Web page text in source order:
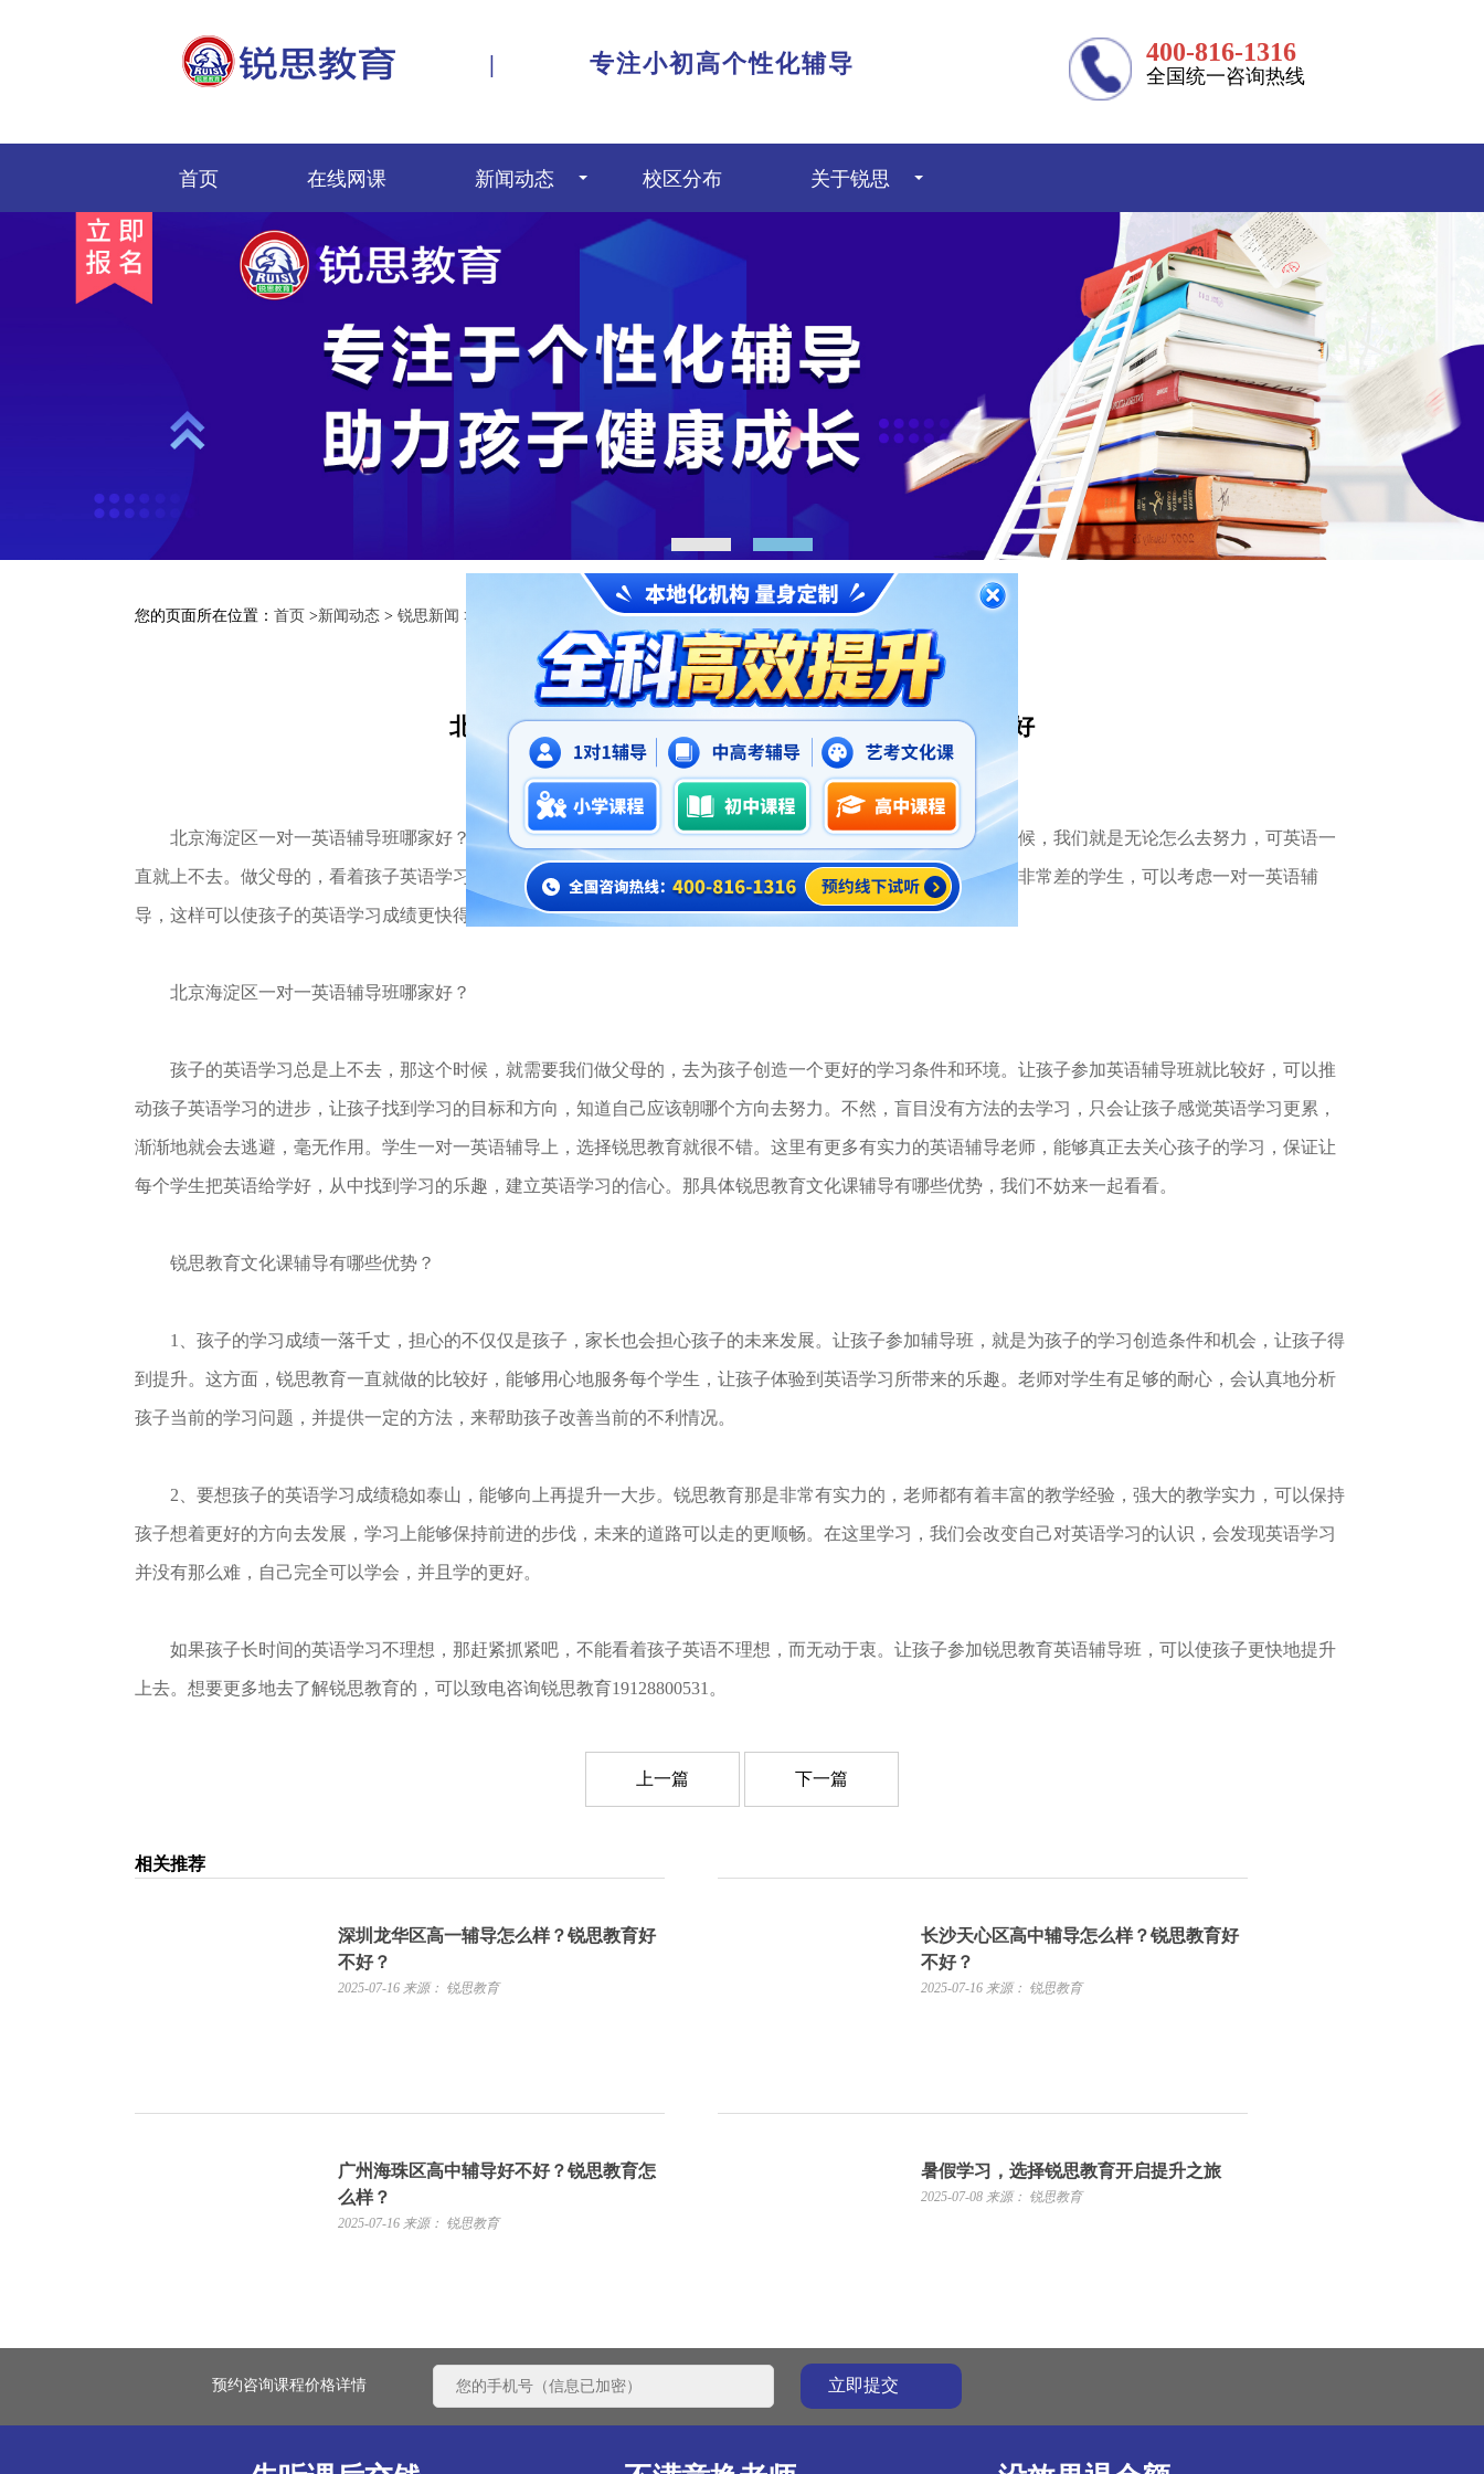
| 专注小初高个性化辅导 400-816-1316
全国统一咨询热线
首页 在线网课 新闻动态 校区分布 关于锐思
您的页面所在位置： 首页 >新闻动态 > 锐思新闻 > 正文
北京海淀区一对一英语辅导班哪家好,北京锐思教育好不好
2026-06-03
北京海淀区一对一英语辅导班哪家好？经常会有学生，会因为学习英语的事情，而陷入深深的苦恼之中。有时候，我们就是无论怎么去努力，可英语一
直就上不去。做父母的，看着孩子英语学习很差，也没有办法。这个时候，不妨给孩子报英语辅导班。特别是英语非常差的学生，可以考虑一对一英语辅
导，这样可以使孩子的英语学习成绩更快得到提升，那接下来我们就看看北京海淀区一对一英语辅导班哪家好？
北京海淀区一对一英语辅导班哪家好？
孩子的英语学习总是上不去，那这个时候，就需要我们做父母的，去为孩子创造一个更好的学习条件和环境。让孩子参加英语辅导班就比较好，可以推
动孩子英语学习的进步，让孩子找到学习的目标和方向，知道自己应该朝哪个方向去努力。不然，盲目没有方法的去学习，只会让孩子感觉英语学习更累，
渐渐地就会去逃避，毫无作用。学生一对一英语辅导上，选择锐思教育就很不错。这里有更多有实力的英语辅导老师，能够真正去关心孩子的学习，保证让
每个学生把英语给学好，从中找到学习的乐趣，建立英语学习的信心。那具体锐思教育文化课辅导有哪些优势，我们不妨来一起看看。
锐思教育文化课辅导有哪些优势？
1、孩子的学习成绩一落千丈，担心的不仅仅是孩子，家长也会担心孩子的未来发展。让孩子参加辅导班，就是为孩子的学习创造条件和机会，让孩子得
到提升。这方面，锐思教育一直就做的比较好，能够用心地服务每个学生，让孩子体验到英语学习所带来的乐趣。老师对学生有足够的耐心，会认真地分析
孩子当前的学习问题，并提供一定的方法，来帮助孩子改善当前的不利情况。
2、要想孩子的英语学习成绩稳如泰山，能够向上再提升一大步。锐思教育那是非常有实力的，老师都有着丰富的教学经验，强大的教学实力，可以保持
孩子想着更好的方向去发展，学习上能够保持前进的步伐，未来的道路可以走的更顺畅。在这里学习，我们会改变自己对英语学习的认识，会发现英语学习
并没有那么难，自己完全可以学会，并且学的更好。
如果孩子长时间的英语学习不理想，那赶紧抓紧吧，不能看着孩子英语不理想，而无动于衷。让孩子参加锐思教育英语辅导班，可以使孩子更快地提升
上去。想要更多地去了解锐思教育的，可以致电咨询锐思教育19128800531。
上一篇 下一篇
相关推荐
深圳龙华区高一辅导怎么样？锐思教育好
不好？
2025-07-16 来源： 锐思教育
长沙天心区高中辅导怎么样？锐思教育好
不好？
2025-07-16 来源： 锐思教育
广州海珠区高中辅导好不好？锐思教育怎
么样？
2025-07-16 来源： 锐思教育
暑假学习，选择锐思教育开启提升之旅
2025-07-08 来源： 锐思教育
预约咨询课程价格详情